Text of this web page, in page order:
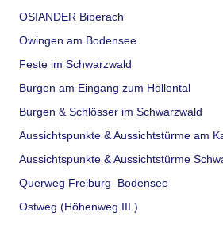
OSIANDER Biberach
Owingen am Bodensee
Feste im Schwarzwald
Burgen am Eingang zum Höllental
Burgen & Schlösser im Schwarzwald
Aussichtspunkte & Aussichtstürme am
Aussichtspunkte & Aussichtstürme
Querweg Freiburg–Bodensee
Ostweg (Höhenweg III.)